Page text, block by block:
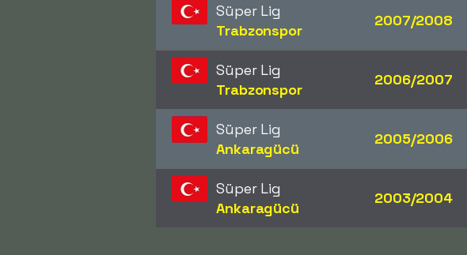
Süper Lig
Trabzonspor
2007/2008
Süper Lig
Trabzonspor
2006/2007
Süper Lig
Ankaragücü
2005/2006
Süper Lig
Ankaragücü
2003/2004